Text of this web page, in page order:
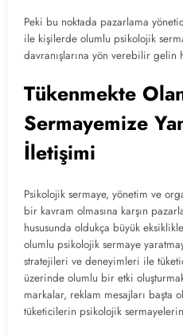
Peki bu noktada pazarlama
ile kişilerde olumlu psikolojik
davranışlarına yön verebilir gelin
Tükenmekte
Sermayemize
İletişimi
Psikolojik sermaye, yönetim ve
bir kavram olmasına karşın
hususunda oldukça büyük
olumlu psikolojik sermaye
stratejileri ve deneyimleri ile
üzerinde olumlu bir etki
markalar, reklam mesajları başta
tüketicilerin psikolojik